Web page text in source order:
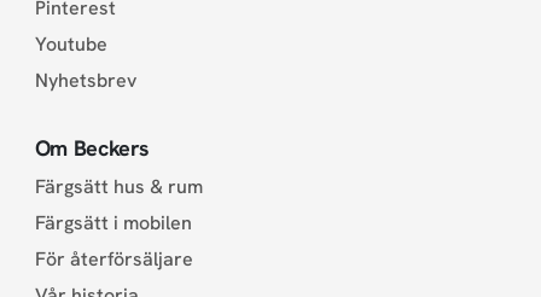
Pinterest
Youtube
Nyhetsbrev
Om Beckers
Färgsätt hus & rum
Färgsätt i mobilen
För återförsäljare